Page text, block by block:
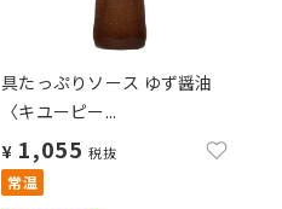
具たっぷりソース ゆず醤油
〈キユーピー...
¥ 1,055 税抜
常温